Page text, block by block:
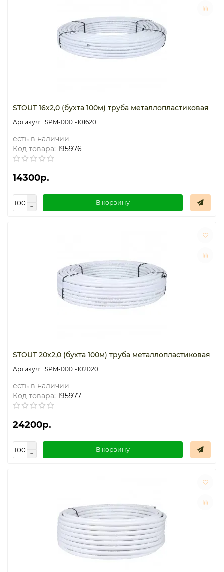
Термостаты капиллярные
Термостаты накладные
STOUT 16х2,0 (бухта 100м) труба металлопластиковая
SPM-0001-101620
есть в наличии
Код товара: 195976
14300р.
В корзину
STOUT 20х2,0 (бухта 100м) труба металлопластиковая
SPM-0001-102020
есть в наличии
Код товара: 195977
24200р.
В корзину